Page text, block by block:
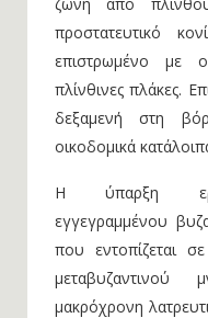
προστατευτικό
επιστρωμένο με
πλίνθινες πλάκες.
δεξαμενή στη
οικοδομικά
Η ύπαρξη
εγγεγραμμένου
που εντοπίζεται
μεταβυζαντινού
μακρόχρονη